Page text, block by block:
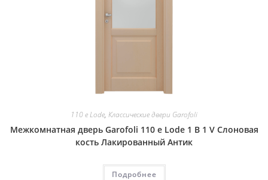
110 e Lode, Классические двери Garofoli
Межкомнатная дверь Garofoli 110 e Lode 1 B 1 V Слоновая
кость Лакированный Антик
Подробнее